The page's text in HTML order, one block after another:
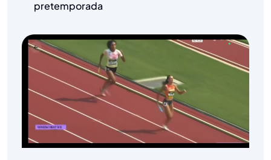
pretemporada